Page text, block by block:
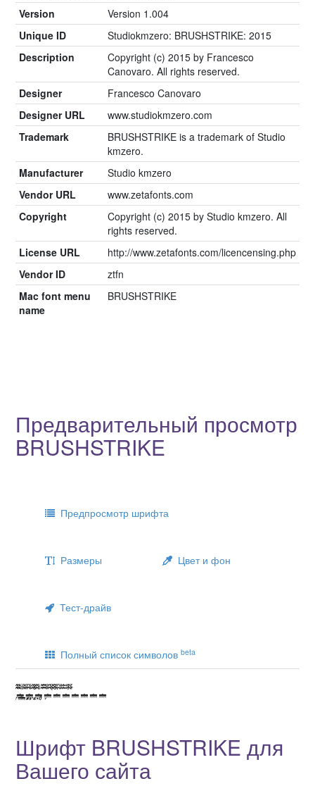
Version
Version 1.004
Unique ID
Studiokmzero: BRUSHSTRIKE: 2015
Description
Copyright (c) 2015 by Francesco
Canovaro. All rights reserved.
Designer
Francesco Canovaro
Designer URL
www.studiokmzero.com
Trademark
BRUSHSTRIKE is a trademark of Studio
kmzero.
Manufacturer
Studio kmzero
Vendor URL
www.zetafonts.com
Copyright
Copyright (c) 2015 by Studio kmzero. All
rights reserved.
License URL
http://www.zetafonts.com/licencensing.php
Vendor ID
ztfn
Mac font menu
name
BRUSHSTRIKE
Предварительный просмотр
BRUSHSTRIKE
Предпросмотр шрифта
Размеры Цвет и фон
Тест-драйв
Полный список символов beta
Шрифт BRUSHSTRIKE для
Вашего сайта